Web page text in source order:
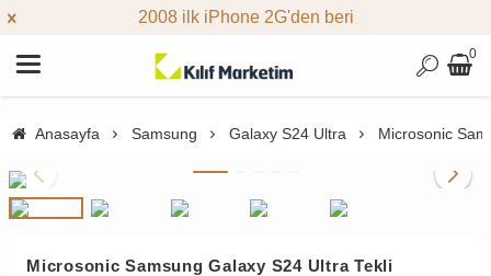
2008 ilk iPhone 2G'den beri
0
Anasayfa Samsung Galaxy S24 Ultra Microsonic
Microsonic Samsung Galaxy S24 Ultra Tekli